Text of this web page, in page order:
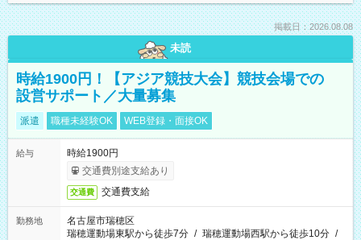
掲載日：2026.08.08
未読
時給1900円！【アジア競技大会】競技会場での
設営サポート／大量募集
派遣 職種未経験OK WEB登録・面接OK
給与
時給1900円
交通費別途支給あり
交通費 交通費支給
勤務地
名古屋市瑞穂区
瑞穂運動場東駅から徒歩7分 / 瑞穂運動場西駅から徒歩10分 /